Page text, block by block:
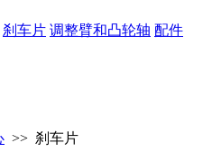
刹车片 调整臂和凸轮轴 配件
>> 刹车片